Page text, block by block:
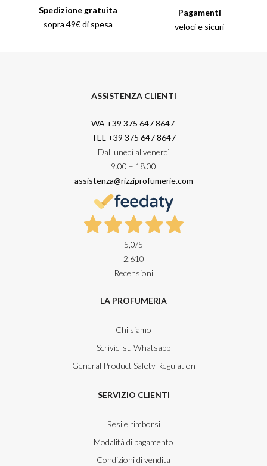
Spedizione gratuita
sopra 49€ di spesa
Pagamenti
veloci e sicuri
ASSISTENZA CLIENTI
WA +39 375 647 8647
TEL +39 375 647 8647
Dal lunedì al venerdì
9.00 – 18.00
assistenza@rizziprofumerie.com
5,0/5
2.610
Recensioni
LA PROFUMERIA
Chi siamo
Scrivici su Whatsapp
General Product Safety Regulation
SERVIZIO CLIENTI
Resi e rimborsi
Modalità di pagamento
Condizioni di vendita